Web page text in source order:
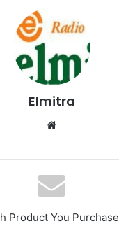
Elmitra
Website
Product You Purchase